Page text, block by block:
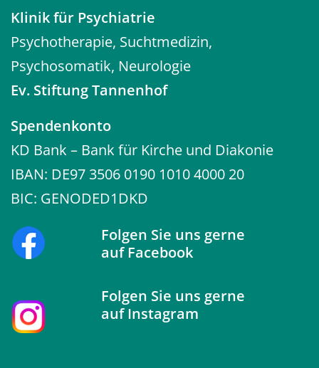
Klinik für Psychiatrie
Psychotherapie, Suchtmedizin,
Psychosomatik, Neurologie
Ev. Stiftung Tannenhof
Spendenkonto
KD Bank – Bank für Kirche und Diakonie
IBAN: DE97 3506 0190 1010 4000 20
BIC: GENODED1DKD
Folgen Sie uns gerne
aufFacebook
Folgen Sie uns gerne
aufInstagram